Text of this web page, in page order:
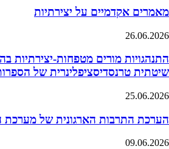
מאמרים אקדמיים על יצירתיות
26.06.2026
התנהגויות מורים מטפחות-יצירתיות
שיטתית טרנסדיסציפלינרית של
25.06.2026
הערכת התרבות הארגונית של מערכת
09.06.2026